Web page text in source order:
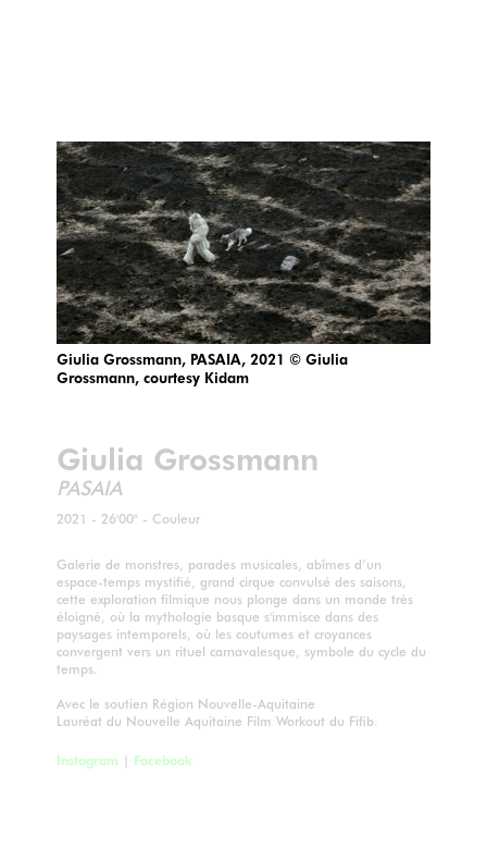
Giulia Grossmann, PASAIA, 2021 © Giulia
Grossmann, courtesy Kidam
Giulia Grossmann
PASAIA
2021 - 26'00" - Couleur
Galerie de monstres, parades musicales, abîmes d’un
espace-temps mystifié, grand cirque convulsé des saisons,
cette exploration filmique nous plonge dans un monde très
éloigné, où la mythologie basque s'immisce dans des
paysages intemporels, où les coutumes et croyances
convergent vers un rituel carnavalesque, symbole du cycle du
temps.
Avec le soutien Région Nouvelle-Aquitaine
Lauréat du Nouvelle Aquitaine Film Workout du Fifib.
Instagram | Facebook